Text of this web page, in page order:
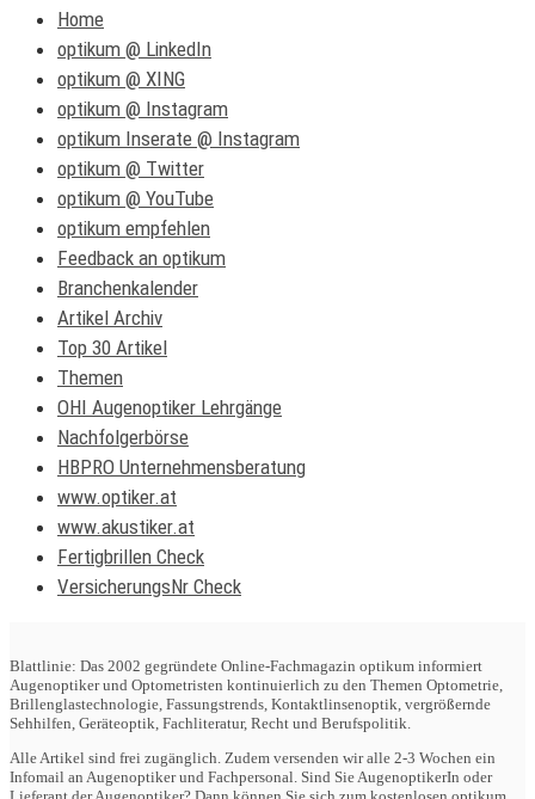
Home
optikum @ LinkedIn
optikum @ XING
optikum @ Instagram
optikum Inserate @ Instagram
optikum @ Twitter
optikum @ YouTube
optikum empfehlen
Feedback an optikum
Branchenkalender
Artikel Archiv
Top 30 Artikel
Themen
OHI Augenoptiker Lehrgänge
Nachfolgerbörse
HBPRO Unternehmensberatung
www.optiker.at
www.akustiker.at
Fertigbrillen Check
VersicherungsNr Check
Blattlinie: Das 2002 gegründete Online-Fachmagazin optikum informiert
Augenoptiker und Optometristen kontinuierlich zu den Themen Optometrie,
Brillenglastechnologie, Fassungstrends, Kontaktlinsenoptik, vergrößernde
Sehhilfen, Geräteoptik, Fachliteratur, Recht und Berufspolitik.
Alle Artikel sind frei zugänglich. Zudem versenden wir alle 2-3 Wochen ein
Infomail an Augenoptiker und Fachpersonal. Sind Sie AugenoptikerIn oder